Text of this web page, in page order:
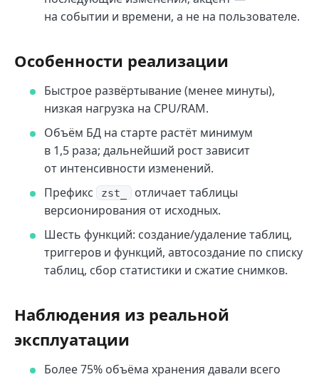
на событии и времени, а не на пользователе.
Особенности реализации
Быстрое развёртывание (менее минуты),
низкая нагрузка на CPU/RAM.
Объём БД на старте растёт минимум
в 1,5 раза; дальнейший рост зависит
от интенсивности изменений.
Префикс
zst_
отличает таблицы
версионирования от исходных.
Шесть функций: создание/удаление таблиц,
триггеров и функций, автосоздание по списку
таблиц, сбор статистики и сжатие снимков.
Наблюдения из реальной
эксплуатации
Более 75% объёма хранения давали всего